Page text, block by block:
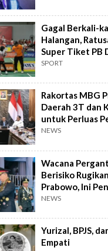
Gagal Berkali-
Halangan,
Super Tiket PB
SPORT
Rakortas MBG
Daerah 3T dan
untuk Perluas
Program
NEWS
Wacana
Berisiko
Prabowo, Ini
Politik
NEWS
Yurizal, BPJS,
Empati